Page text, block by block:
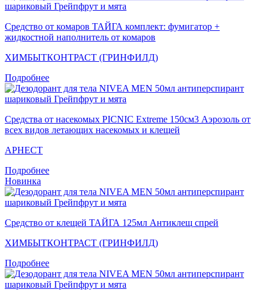
Средство от комаров ТАЙГА комплект: фумигатор +
жидкостной наполнитель от комаров
ХИМБЫТКОНТРАСТ (ГРИНФИЛД)
Подробнее
Средства от насекомых PICNIC Extreme 150см3 Аэрозоль от
всех видов летающих насекомых и клещей
АРНЕСТ
Подробнее
Новинка
Средство от клещей ТАЙГА 125мл Антиклещ спрей
ХИМБЫТКОНТРАСТ (ГРИНФИЛД)
Подробнее